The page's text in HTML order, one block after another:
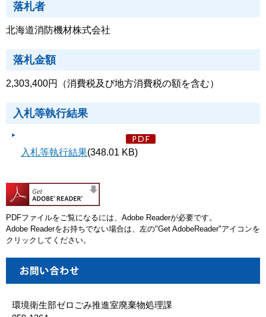
落札者
北海道消防機材株式会社
落札金額
2,303,400円（消費税及び地方消費税の額を含む）
入札等執行結果
入札等執行結果(348.01 KB)
PDFファイルをご覧になるには、Adobe Readerが必要です。
Adobe Readerをお持ちでない場合は、左の"Get AdobeReader"アイコンを
クリックしてください。
環境衛生部ゼロごみ推進室廃棄物処理課